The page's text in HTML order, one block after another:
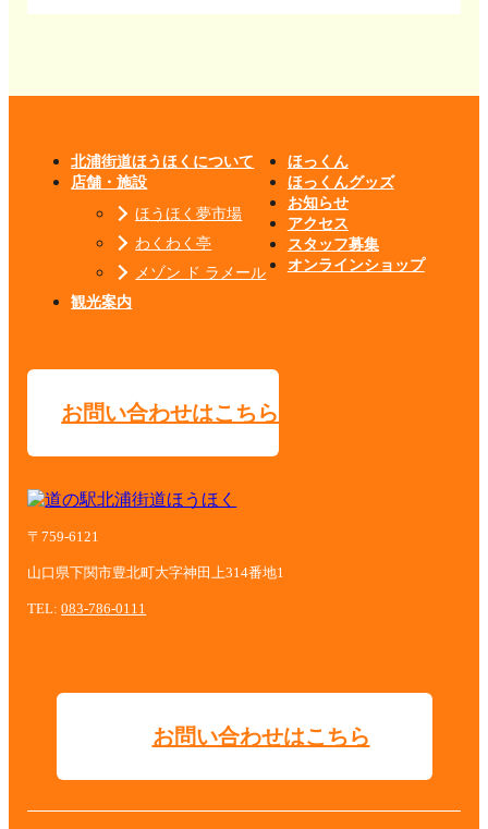
〒759-6121
山口県下関市豊北町大字神田上314番地1
TEL:083-786-0111
お問い合わせはこちら
北浦街道ほうほくについて
店舗・施設
ほうほく夢市場
わくわく亭
メゾン ド ラメール
観光案内
ほっくん
ほっくんグッズ
お知らせ
アクセス
スタッフ募集
オンラインショップ
お問い合わせはこちら